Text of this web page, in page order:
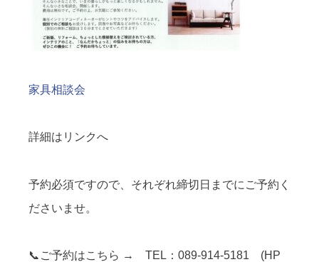
家具相談会
詳細はリンクへ
予約必須ですので、それぞれ締切日までにご予約く
ださいませ。
📞ご予約はこちら → TEL：089-914-5181 (HP